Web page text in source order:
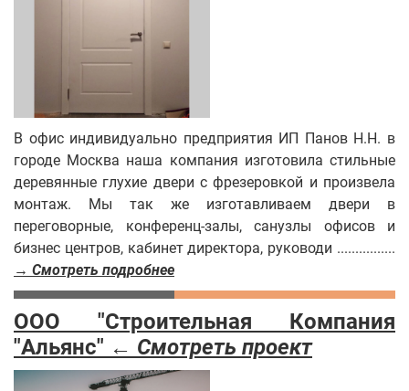
В офис индивидуально предприятия ИП Панов Н.Н. в
городе Москва наша компания изготовила стильные
деревянные глухие двери с фрезеровкой и произвела
монтаж. Мы так же изготавливаем двери в
переговорные, конференц-залы, санузлы офисов и
бизнес центров, кабинет директора, руководи ................
→ Смотреть подробнее
ООО "Строительная Компания
"Альянс" ← Смотреть проект